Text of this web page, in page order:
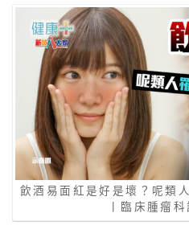
飲酒易面紅是好是壞？呢類
丨臨床腫瘤